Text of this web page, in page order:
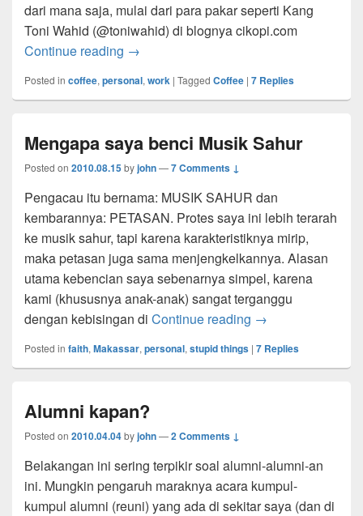
dari mana saja, mulai dari para pakar seperti Kang
Toni Wahid (@toniwahid) di blognya cikopi.com
Continue reading Kopi
→
Posted in coffee, personal, work | Tagged Coffee | 7 Replies
Mengapa saya benci Musik Sahur
Posted on 2010.08.15byjohn—7 Comments ↓
Pengacau itu bernama: MUSIK SAHUR dan
kembarannya: PETASAN. Protes saya ini lebih terarah
ke musik sahur, tapi karena karakteristiknya mirip,
maka petasan juga sama menjengkelkannya. Alasan
utama kebencian saya sebenarnya simpel, karena
kami (khususnya anak-anak) sangat terganggu
dengan kebisingan di Continue reading Mengapa saya
→
Posted in faith, Makassar, personal, stupid things | 7 Replies
Alumni kapan?
Posted on 2010.04.04byjohn—2 Comments ↓
Belakangan ini sering terpikir soal alumni-alumni-an
ini. Mungkin pengaruh maraknya acara kumpul-
kumpul alumni (reuni) yang ada di sekitar saya (dan di